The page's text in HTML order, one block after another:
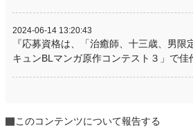
2024-06-14 13:20:43
『応募資格は、「治癒師、十三歳、男限
キュンBLマンガ原作コンテスト３」で佳
このコンテンツについて報告する